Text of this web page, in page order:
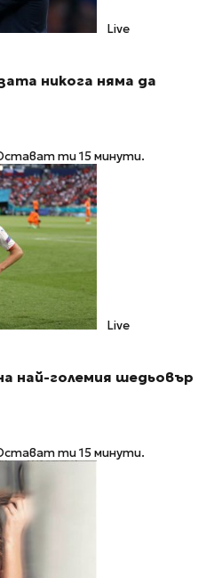
Live
никога няма да
Остават ти 15 минути.
Live
най-големия шедьовър
Остават ти 15 минути.